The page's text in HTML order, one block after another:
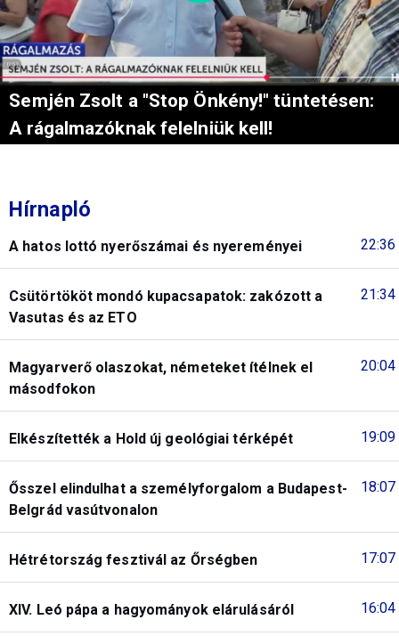
Semjén Zsolt a "Stop Önkény!" tüntetésen:
A rágalmazóknak felelniük kell!
Hírnapló
22:36
A hatos lottó nyerőszámai és nyereményei
21:34
Csütörtököt mondó kupacsapatok: zakózott a
Vasutas és az ETO
20:04
Magyarverő olaszokat, németeket ítélnek el
másodfokon
19:09
Elkészítették a Hold új geológiai térképét
18:07
Ősszel elindulhat a személyforgalom a Budapest-
Belgrád vasútvonalon
17:07
Hétrétország fesztivál az Őrségben
16:04
XIV. Leó pápa a hagyományok elárulásáról